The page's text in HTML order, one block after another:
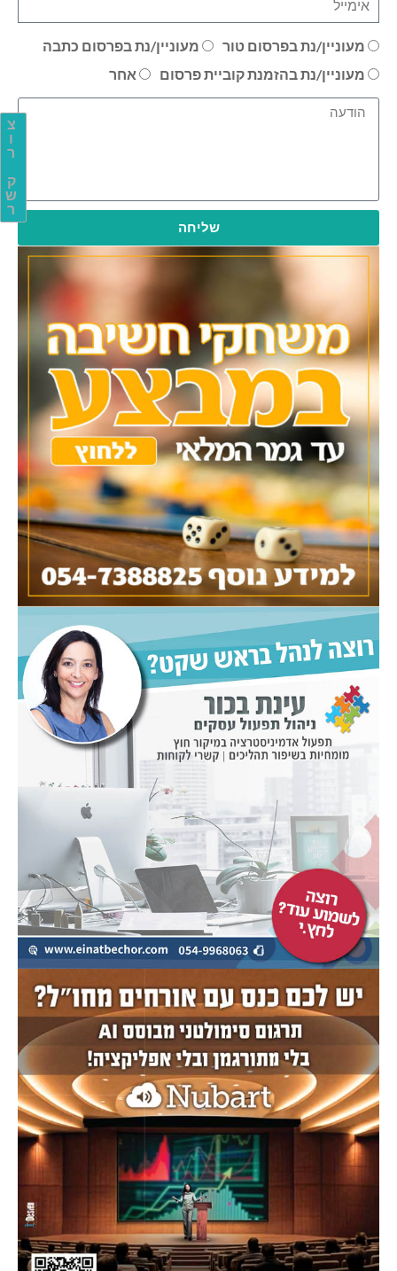
צ
ו
ר
ק
ש
ר
מעוניין/נת בפרסום טור
מעוניין/נת בפרסום כתבה
מעוניין/נת בהזמנת קוביית פרסום
אחר
שליחה